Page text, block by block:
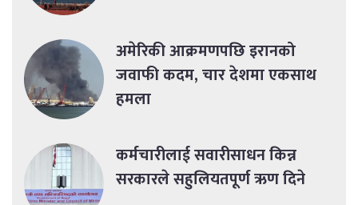
अमेरिकी आक्रमणपछि इरानको
जवाफी कदम, चार देशमा एकसाथ
हमला
कर्मचारीलाई सवारीसाधन किन्न
सरकारले सहुलियतपूर्ण ऋण दिने